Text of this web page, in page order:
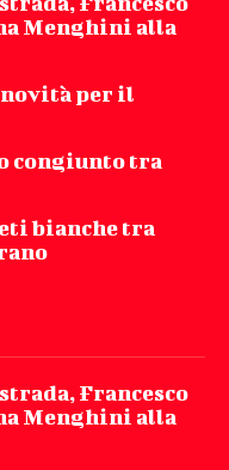
Menghini alla
per il
congiunto tra
bianche tra
Francesco
Menghini alla